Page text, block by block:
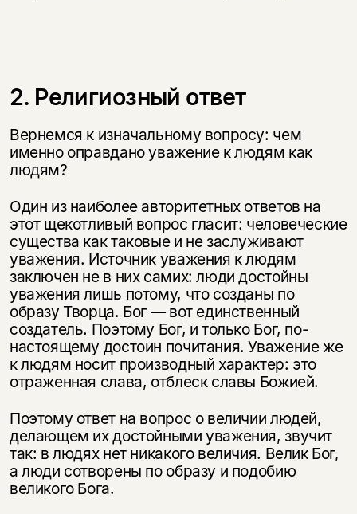
2. Религиозный ответ
Вернемся к изначальному вопросу: чем
именно оправдано уважение к людям как
людям?
Один из наиболее авторитетных ответов на
этот щекотливый вопрос гласит: человеческие
существа как таковые и не заслуживают
уважения. Источник уважения к людям
заключен не в них самих: люди достойны
уважения лишь потому, что созданы по
образу Творца. Бог — вот единственный
создатель. Поэтому Бог, и только Бог, по-
настоящему достоин почитания. Уважение же
к людям носит производный характер: это
отраженная слава, отблеск славы Божией.
Поэтому ответ на вопрос о величии людей,
делающем их достойными уважения, звучит
так: в людях нет никакого величия. Велик Бог,
а люди сотворены по образу и подобию
великого Бога.